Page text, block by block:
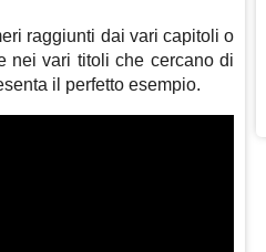
raggiunti dai vari capitoli o
nei vari titoli che cercano di
il perfetto esempio.